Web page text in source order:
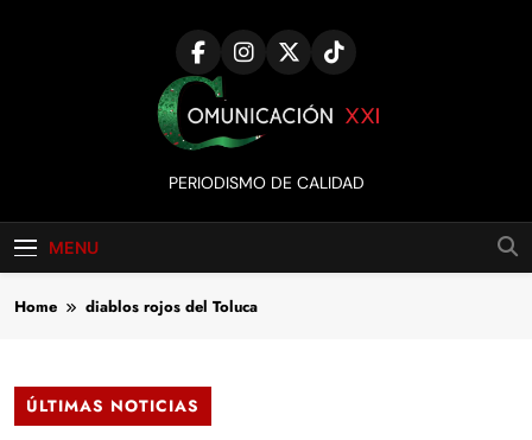
Comunicación
XXI
PERIODISMO DE CALIDAD
MENU
Home diablos rojos del Toluca
ÚLTIMAS NOTICIAS